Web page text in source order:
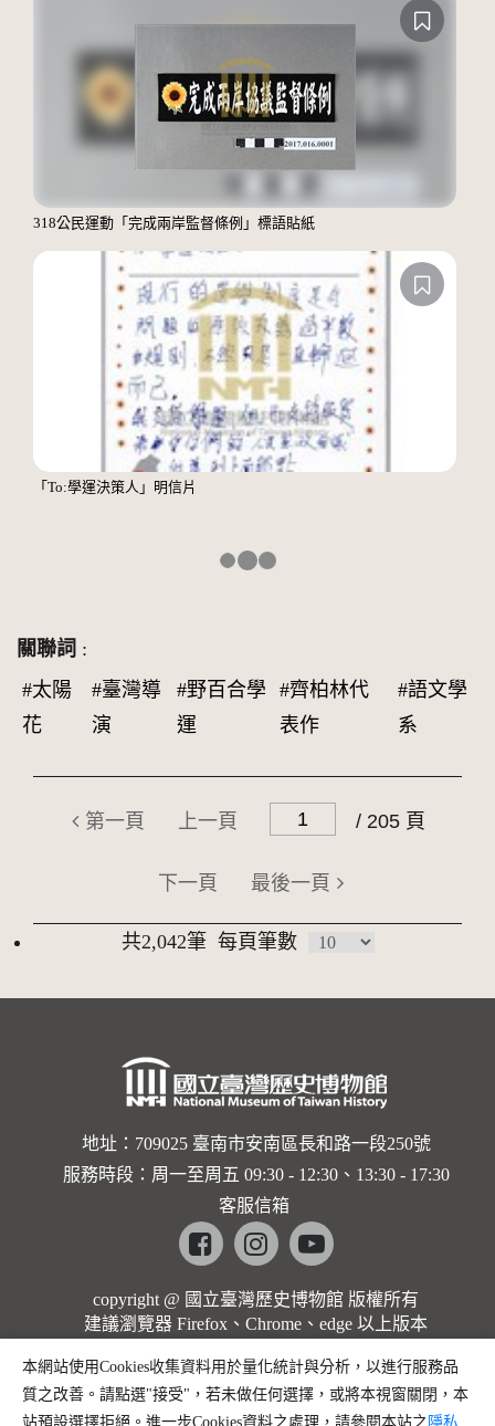
318公民運動「完成兩岸監督條例」標語貼紙
「To:學運決策人」明信片
關聯詞 :
#太陽
花
#臺灣導
演
#野百合學
運
#齊柏林代
表作
#語文學
系
第一頁 上一頁 / 205 頁
下一頁 最後一頁
共2,042筆 每頁筆數
地址：709025 臺南市安南區長和路一段250號
服務時段：周一至周五 09:30 - 12:30、13:30 - 17:30
客服信箱
Facebookinstagramyoutube
copyright @ 國立臺灣歷史博物館 版權所有
建議瀏覽器 Firefox、Chrome、edge 以上版本
本網站使用Cookies收集資料用於量化統計與分析，以進行服務品
質之改善。請點選"接受"，若未做任何選擇，或將本視窗關閉，本
站預設選擇拒絕。進一步Cookies資料之處理，請參閱本站之 隱私